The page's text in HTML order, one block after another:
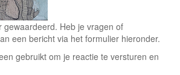
gewaardeerd. Heb je vragen of
een bericht via het formulier hieronder.
gebruikt om je reactie te versturen en